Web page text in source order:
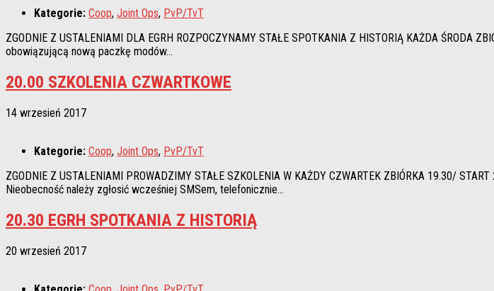
Kategorie: Coop, Joint Ops, PvP/TvT
ZGODNIE Z USTALENIAMI DLA EGRH ROZPOCZYNAMY STAŁE SPOTKANIA Z HISTORIĄ KAŻDA
obowiązującą nową paczkę modów...
20.00 SZKOLENIA CZWARTKOWE
14 wrzesień 2017
Kategorie: Coop, Joint Ops, PvP/TvT
ZGODNIE Z USTALENIAMI PROWADZIMY STAŁE SZKOLENIA W KAŻDY CZWARTEK ZBIÓRKA 19.30/
Nieobecność należy zgłosić wcześniej SMSem, telefonicznie...
20.30 EGRH SPOTKANIA Z HISTORIĄ
20 wrzesień 2017